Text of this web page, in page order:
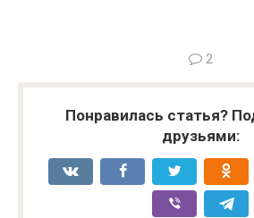
2
Понравилась статья?
друзьями: